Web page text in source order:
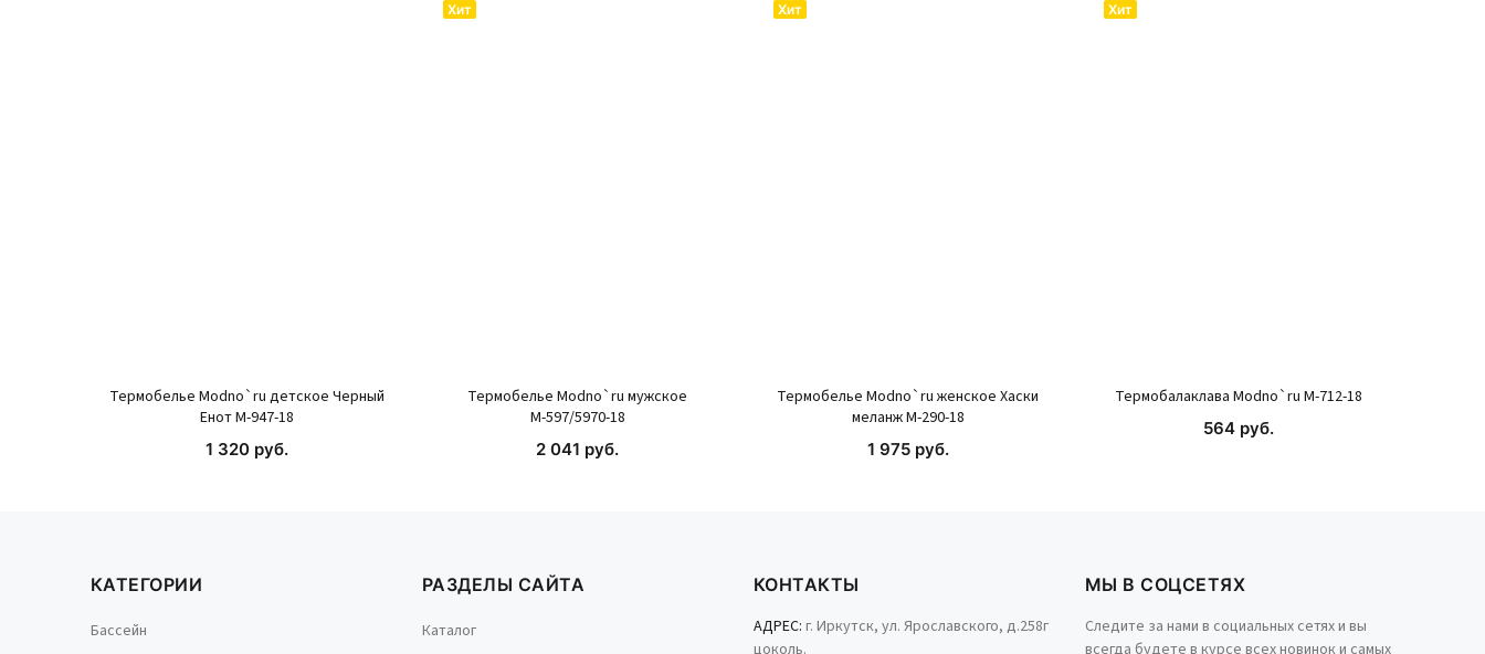
Термобелье Modno`ru детское Черный
Енот М-947-18
1 320 руб.
Хит
Термобелье Modno`ru мужское
М-597/5970-18
2 041 руб.
Хит
Термобелье Modno`ru женское Хаски
меланж М-290-18
1 975 руб.
Хит
Термобалаклава Modno`ru М-712-18
564 руб.
КАТЕГОРИИ
Бассейн
РАЗДЕЛЫ САЙТА
Каталог
КОНТАКТЫ
АДРЕС: г. Иркутск, ул. Ярославского, д.258г
цоколь.
МЫ В СОЦСЕТЯХ
Следите за нами в социальных сетях и вы
всегда будете в курсе всех новинок и самых